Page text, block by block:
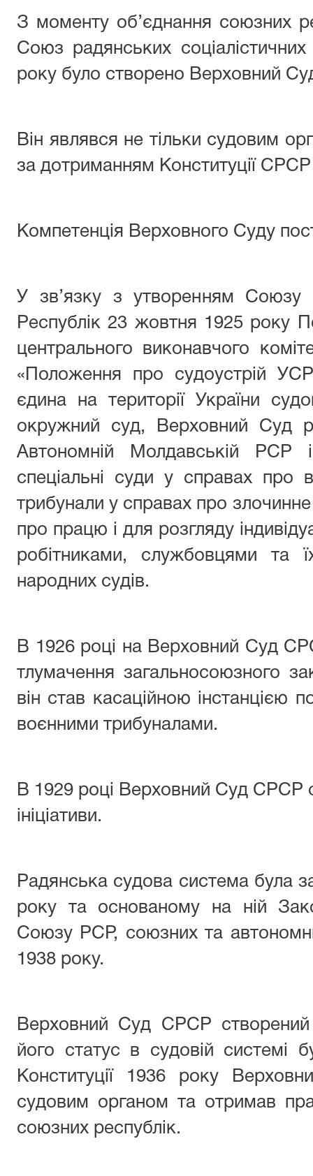
З моменту об’єднання союзних
Союз радянських
року було створено Верховний
Він являвся не тільки судовим
за дотриманням Конституції СРСР
Компетенція Верховного Суду
У зв’язку з утворенням Союзу
Республік 23 жовтня 1925 року
центрального виконавчого
«Положення про судоустрій
єдина на території України
окружний суд, Верховний Суд
Автономній Молдавській
спеціальні суди у справах про
трибунали у справах про
про працю і для розгляду
робітниками, службовцями та
народних судів.
В 1926 році на Верховний Суд
тлумачення загальносоюзного
він став касаційною інстанцією
воєнними трибуналами.
В 1929 році Верховний Суд СРСР
ініціативи.
Радянська судова система була
року та основаному на ній
Союзу РСР, союзних та
1938 року.
Верховний Суд СРСР створений
його статус в судовій системі
Конституції 1936 року
судовим органом та отримав
союзних республік.